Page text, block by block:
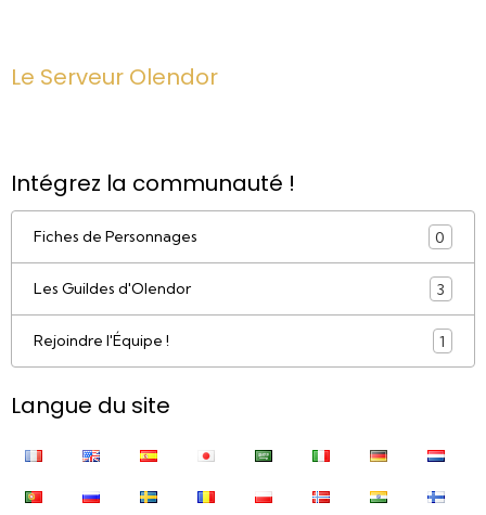
Le Serveur Olendor
Intégrez la communauté !
Fiches de Personnages 0
Les Guildes d'Olendor 3
Rejoindre l'Équipe ! 1
Langue du site